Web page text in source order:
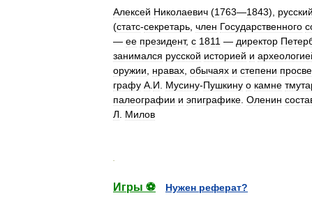
Алексей Николаевич (1763—1843), русский
(статс-секретарь член Государственного
— ее президент, с 1811 — директор
занимался русской историей и
оружии
нравах обычаях и степени
графу А И Мусину-Пушкину о камне
палеографии и эпиграфике Оленин
Л
Милов
Игры ⚽
Нужен реферат?